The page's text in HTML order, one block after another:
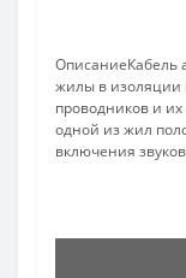
ОписаниеКабель
жилы в изоляции
проводников и
одной из жил
включения